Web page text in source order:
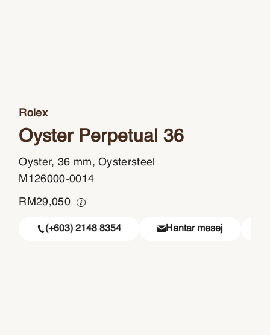
Rolex
Oyster Perpetual 36
Oyster, 36 mm, Oystersteel
M126000-0014
RM29,050
(+603) 2148 8354 Hantar mesej